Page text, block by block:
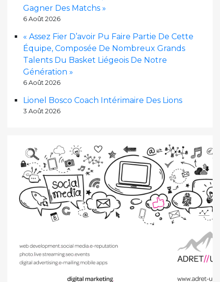
Gagner Des Matchs »
6 Août 2026
« Assez Fier D’avoir Pu Faire Partie De Cette
Équipe, Composée De Nombreux Grands
Talents Du Basket Liégeois De Notre
Génération »
6 Août 2026
Lionel Bosco Coach Intérimaire Des Lions
3 Août 2026